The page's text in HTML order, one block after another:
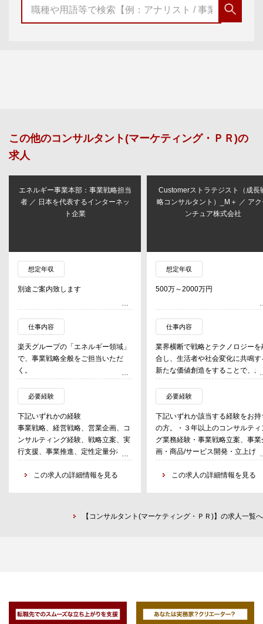
この他のコンサルタント(マーケティング・ＰＲ)の
求人
エネルギー事業本部：事業戦略担当
者 ／ 日本を代表するインターネッ
ト企業
想定年収
別途ご案内致します
仕事内容
楽天グループの「エネルギー領域」
で、事業戦略全般をご担当いただ
く。
具体的には
・エネルギー領域の拡大に向けた、
事業戦略の立案と実行
・既存ビジネスの基盤強化施策の立
案
・現状の課題分析、調査、解決策の
・社内の様々な事業、サービスとの
必要経験
下記いずれかの経験
事業戦略、経営戦略、営業企画、コ
ンサルティング経験、戦略立案、実
行支援、事業推進、定性定量分析な
ど
この求人の詳細情報を見る
Customerストラテジスト（成長
略コンサルタント）_M＋ ／ ア
ンチュア株式会社
想定年収
500万～2000万円
仕事内容
業界横断で戦略とテクノロジーを
合し、生活者や社会変化に共鳴す
新たな価値創造をすることで、お
様の経営上の重要課題である飛躍
かつ持続的な成長実現を支援す
る。。
顧客起点の成長戦略策定や顧客起
の経営変革プランニングにより特
した戦略コンサルティングを通じ
て、社会に対するインパクトを与
イノベーション創出に貢献する。
・中長期成長戦略立案、成長実現
・顧客体験戦略、顧客体験変革の
必要経験
下記いずれか該当する経験をお持
の方。・３年以上のコンサルティ
グ業務経験・事業戦略立案、事業
画・商品/サービス開発・立上げ
務経験
この求人の詳細情報を見る
【コンサルタント(マーケティング・ＰＲ)】の求人一覧へ